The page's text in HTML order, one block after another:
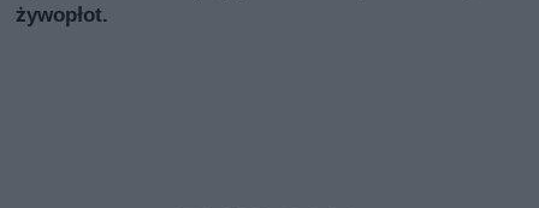
żywopłot.